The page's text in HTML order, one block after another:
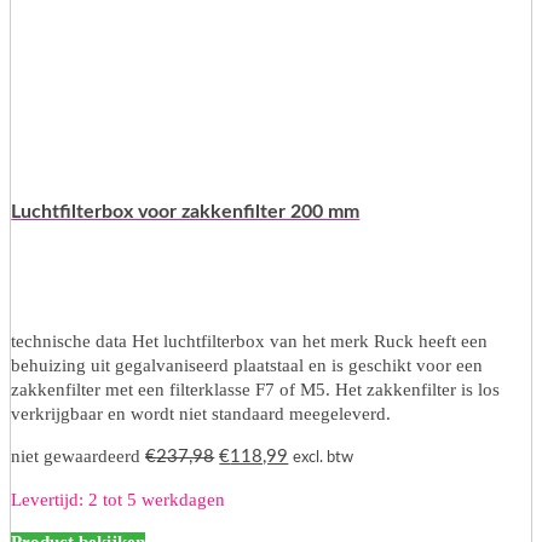
Luchtfilterbox voor zakkenfilter 200 mm
technische data Het luchtfilterbox van het merk Ruck heeft een
behuizing uit gegalvaniseerd plaatstaal en is geschikt voor een
zakkenfilter met een filterklasse F7 of M5. Het zakkenfilter is los
verkrijgbaar en wordt niet standaard meegeleverd.
niet gewaardeerd €237,98 Oorspronkelijke
was:
€118,99 Huidige
excl. btw
Levertijd: 2 tot 5 werkdagen